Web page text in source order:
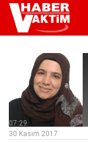
07:29
30 Kasım 2017